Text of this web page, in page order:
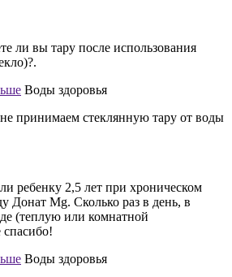
ли вы тару после использования
Воды здоровья
принимаем стеклянную тару от воды
ребенку 2,5 лет при хроническом
Донат Mg. Сколько раз в день, в
(теплую или комнатной
спасибо!
Воды здоровья